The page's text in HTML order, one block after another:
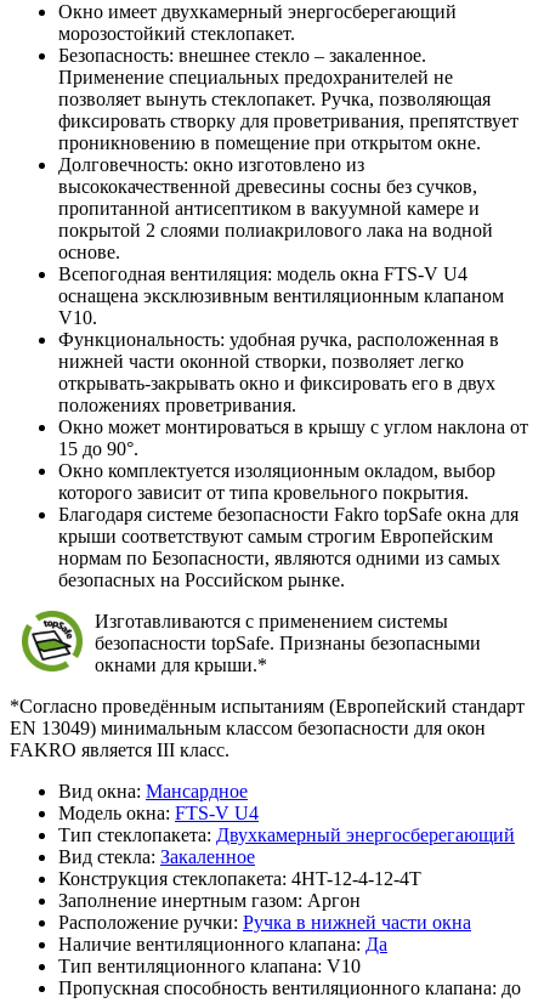
Окно имеет двухкамерный энергосберегающий
морозостойкий стеклопакет.
Безопасность: внешнее стекло – закаленное.
Применение специальных предохранителей не
позволяет вынуть стеклопакет. Ручка, позволяющая
фиксировать створку для проветривания, препятствует
проникновению в помещение при открытом окне.
Долговечность: окно изготовлено из
высококачественной древесины сосны без сучков,
пропитанной антисептиком в вакуумной камере и
покрытой 2 слоями полиакрилового лака на водной
основе.
Всепогодная вентиляция: модель окна FTS-V U4
оснащена эксклюзивным вентиляционным клапаном
V10.
Функциональность: удобная ручка, расположенная в
нижней части оконной створки, позволяет легко
открывать-закрывать окно и фиксировать его в двух
положениях проветривания.
Окно может монтироваться в крышу с углом наклона от
15 до 90°.
Окно комплектуется изоляционным окладом, выбор
которого зависит от типа кровельного покрытия.
Благодаря системе безопасности Fakro topSafe окна для
крыши соответствуют самым строгим Европейским
нормам по Безопасности, являются одними из самых
безопасных на Российском рынке.
Изготавливаются с применением системы
безопасности topSafe. Признаны безопасными
окнами для крыши.*
*Согласно проведённым испытаниям (Европейский стандарт
EN 13049) минимальным классом безопасности для окон
FAKRO является III класс.
Вид окна: Мансардное
Модель окна: FTS-V U4
Тип стеклопакета: Двухкамерный энергосберегающий
Вид стекла: Закаленное
Конструкция стеклопакета: 4HT-12-4-12-4T
Заполнение инертным газом: Аргон
Расположение ручки: Ручка в нижней части окна
Наличие вентиляционного клапана: Да
Тип вентиляционного клапана: V10
Пропускная способность вентиляционного клапана: до